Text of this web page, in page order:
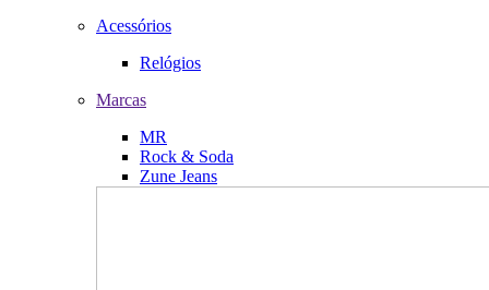
Acessórios
Relógios
Marcas
MR
Rock & Soda
Zune Jeans